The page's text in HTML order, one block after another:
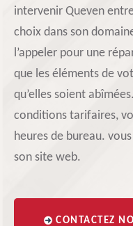
intervenir Queven
choix dans son
l’appeler pour une
que les éléments de
qu’elles soient
conditions tarifaires,
heures de bureau.
son site web.
CONTACTEZ